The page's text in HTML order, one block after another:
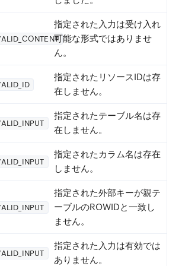
指定された入力は受け入れ
可能な形式ではありませ
ん。
指定されたリソースIDは存
在しません。
指定されたテーブル名は存
在しません。
指定されたカラム名は存在
しません。
指定された外部キーが親テ
ーブルのROWIDと一致し
ません。
指定された入力は有効では
ありません。